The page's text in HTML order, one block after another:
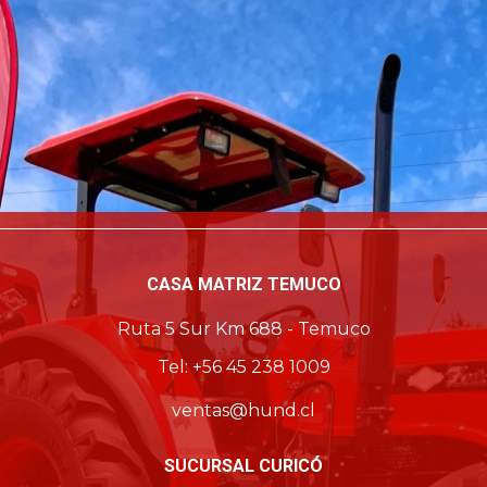
CASA MATRIZ TEMUCO
Ruta 5 Sur Km 688 - Temuco
Tel: +56 45 238 1009
ventas@hund.cl
SUCURSAL CURICÓ